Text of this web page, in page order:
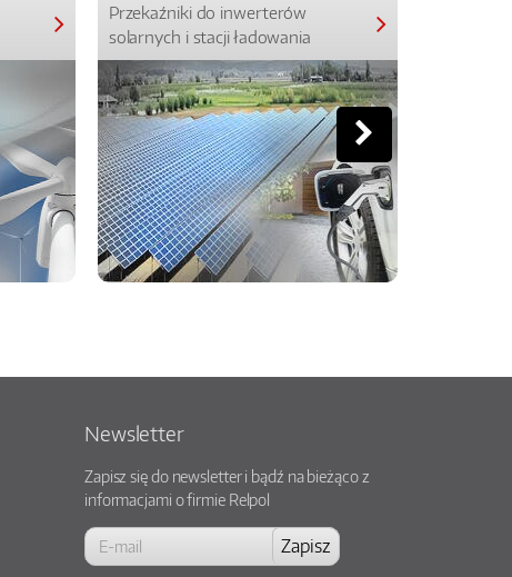
Przekaźniki do inwerterów
solarnych i stacji ładowania
Newsletter
Zapisz się do newsletter i bądź na bieżąco z
informacjami o firmie Relpol